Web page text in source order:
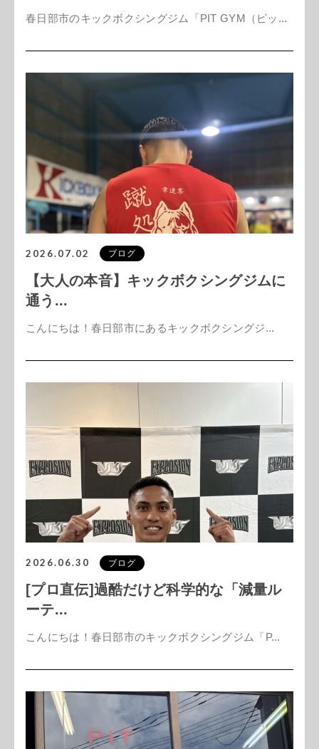
春日部市のキックボクシングジム「PIT GYM（ピッ...
2026.07.02 ブログ
【大人の本音】キックボクシングジムに
通う...
こんにちは！春日部市にあるキックボクシングジ...
2026.06.30 ブログ
[プロ直伝]過酷だけど科学的な「減量ル
ーテ...
こんにちは！春日部市のキックボクシングジム「P...